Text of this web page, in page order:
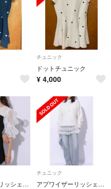
チュニック
ドットチュニック
¥ 4,000
アプワイザーリッシェ ベアビスチェドッキングチュニック 新品
チュニック
アプワイザーリッシェ チュールフリルチュニック